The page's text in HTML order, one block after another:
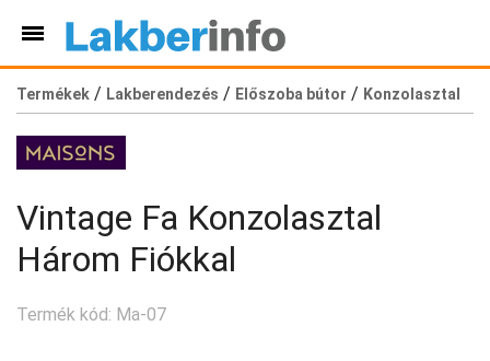
Termékek / Lakberendezés / Előszoba bútor / Konzolasztal
Vintage Fa Konzolasztal
Három Fiókkal
Termék kód: Ma-07